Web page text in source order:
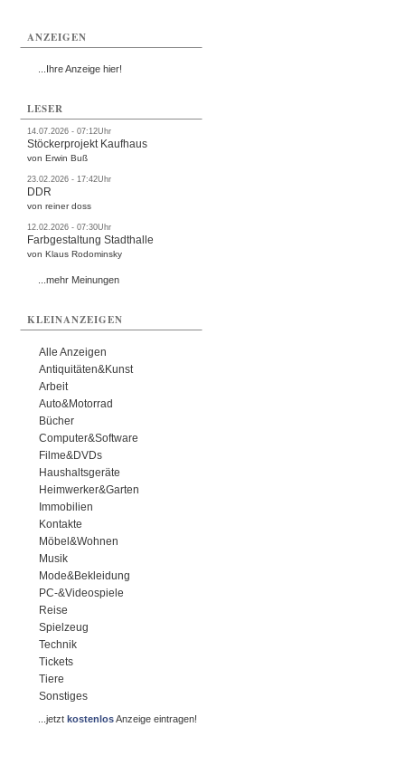
ANZEIGEN
...Ihre Anzeige hier!
LESER
14.07.2026 - 07:12Uhr
Stöckerprojekt Kaufhaus
von Erwin Buß
23.02.2026 - 17:42Uhr
DDR
von reiner doss
12.02.2026 - 07:30Uhr
Farbgestaltung Stadthalle
von Klaus Rodominsky
...mehr Meinungen
KLEINANZEIGEN
Alle Anzeigen
Antiquitäten&Kunst
Arbeit
Auto&Motorrad
Bücher
Computer&Software
Filme&DVDs
Haushaltsgeräte
Heimwerker&Garten
Immobilien
Kontakte
Möbel&Wohnen
Musik
Mode&Bekleidung
PC-&Videospiele
Reise
Spielzeug
Technik
Tickets
Tiere
Sonstiges
...jetztkostenlosAnzeige eintragen!